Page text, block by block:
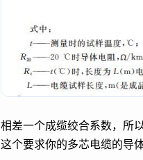
相差一个成缆绞合系数，所
这个要求你的多芯电缆的导